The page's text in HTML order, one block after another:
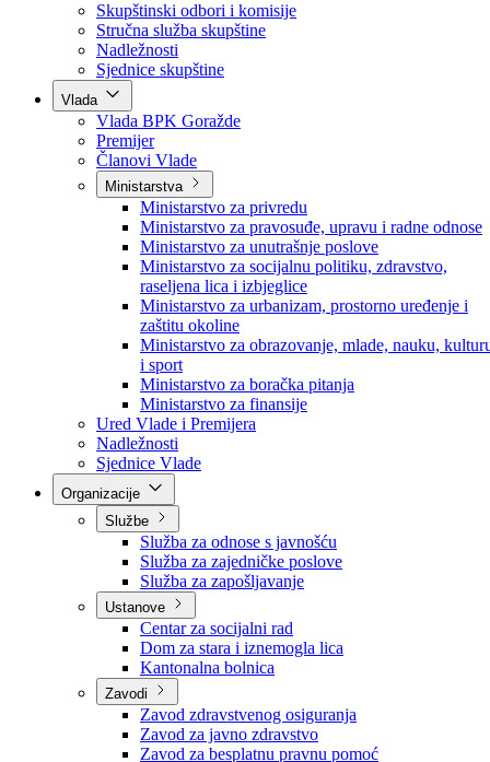
Poslanici po strankama
Poslanici po klubovima naroda
Kolegij skupštine
Skupštinski odbori i komisije
Stručna služba skupštine
Nadležnosti
Sjednice skupštine
Vlada
Vlada BPK Goražde
Premijer
Članovi Vlade
Ministarstva
Ministarstvo za privredu
Ministarstvo za pravosuđe, upravu i radne odnose
Ministarstvo za unutrašnje poslove
Ministarstvo za socijalnu politiku, zdravstvo,
raseljena lica i izbjeglice
Ministarstvo za urbanizam, prostorno uređenje i
zaštitu okoline
Ministarstvo za obrazovanje, mlade, nauku,
i sport
Ministarstvo za boračka pitanja
Ministarstvo za finansije
Ured Vlade i Premijera
Nadležnosti
Sjednice Vlade
Službe
Služba za odnose s javnošću
Služba za zajedničke poslove
Služba za zapošljavanje
Ustanove
Centar za socijalni rad
Dom za stara i iznemogla lica
Kantonalna bolnica
Zavodi